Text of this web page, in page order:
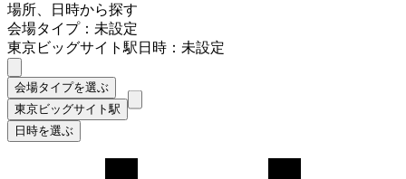
場所、日時から探す
会場タイプ：未設定
東京ビッグサイト駅日時：未設定
会場タイプを選ぶ
東京ビッグサイト駅
日時を選ぶ